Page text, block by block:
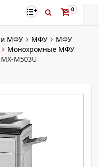
0
и МФУ МФУ
МФУ
Монохромные МФУ
M503U